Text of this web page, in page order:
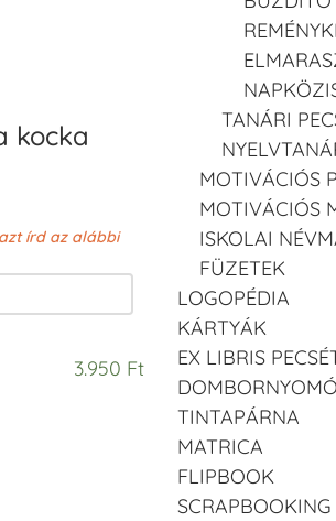
kocka
írd az alábbi
3.950 Ft
TANÁRI
MOTIVÁCIÓS
MOTIVÁCIÓS
ISKOLAI
FÜZETEK
LOGOPÉDIA
KÁRTYÁK
EX LIBRIS
DOMBORNYOMÓ
TINTAPÁRNA
MATRICA
FLIPBOOK
SCRAPBOOKING